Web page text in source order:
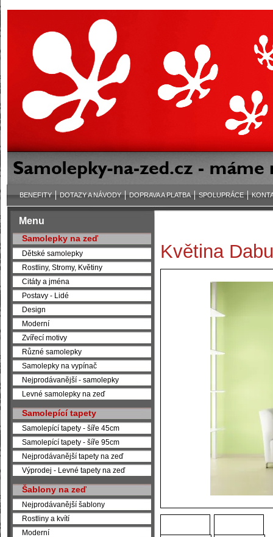
Květina
Menu
Samolepky na zeď
Dětské samolepky
Rostliny, Stromy, Květiny
Citáty a jména
Postavy - Lidé
Design
Moderní
Zvířecí motivy
Různé samolepky
Samolepky na vypínač
Nejprodávanější - samolepky
Levné samolepky na zeď
Samolepící tapety
Samolepící tapety - šíře 45cm
Samolepící tapety - šíře 95cm
Nejprodávanější tapety na zeď
Výprodej - Levné tapety na zeď
Šablony na zeď
Nejprodávanější šablony
Rostliny a kvítí
Moderní
BENEFITY DOTAZY A NÁVODY DOPRAVA A PLATBA SPOLUPRÁCE